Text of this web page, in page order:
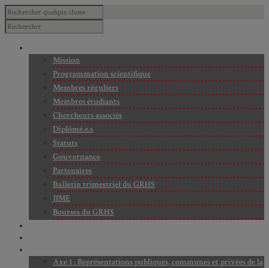
Mission
Programmation scientifique
Membres réguliers
Membres étudiants
Chercheurs associés
Diplômé.e.s
Statuts
Gouvernance
Partenaires
Bulletin trimestriel du GRHS
JIME
Bourses du GRHS
Axe 1 : Représentations publiques, communes et privées de la